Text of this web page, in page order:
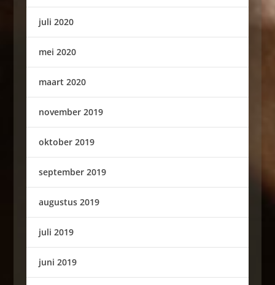
juli 2020
mei 2020
maart 2020
november 2019
oktober 2019
september 2019
augustus 2019
juli 2019
juni 2019